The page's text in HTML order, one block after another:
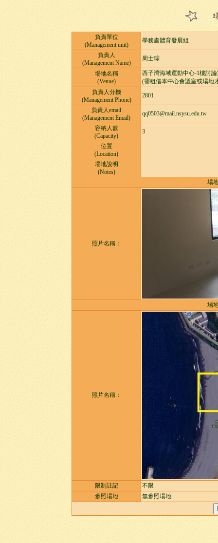
負責單位
(Management unit)
學務處體育發展組
負責人
(Management Name)
周士琮
場地名稱
(Venue)
西子灣海域運動中心-1樓討
(需租借本中心會議室或場地
負責人分機
(Management Phone)
2801
負責人email
(Management Email)
qq0503@mail.nsysu.edu.tw
容納人數
(Capacity)
3
位置
(Location)
場地說明
(Notes)
場
照片名稱：
場
照片名稱：
限制註記
不限
參照場地
無參照場地